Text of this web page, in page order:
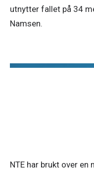
utnytter fallet på 34
Namsen.
NTE har brukt over en